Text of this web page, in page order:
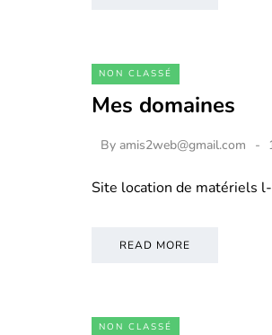
NON CLASSÉ
Mes domaines
By amis2web@gmail.com
Site location de matériels
READ MORE
NON CLASSÉ